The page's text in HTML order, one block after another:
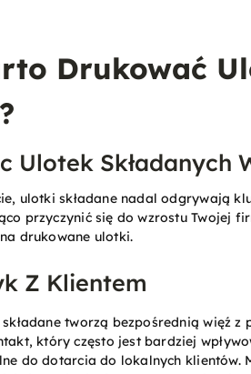
Drukować
Ulotek Składanych
ulotki składane nadal odgrywają
przyczynić się do wzrostu Twojej
drukowane ulotki.
Z Klientem
tworzą bezpośrednią więź
który często jest bardziej
do dotarcia do lokalnych klientów.